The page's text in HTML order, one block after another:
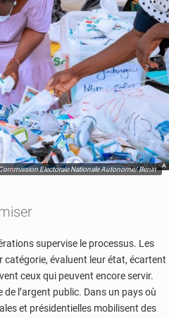
Electorale Nationale Autonome/ Benin
supervise le processus. Les
évaluent leur état, écartent
ceux qui peuvent encore servir.
l’argent public. Dans un pays où
et présidentielles mobilisent des